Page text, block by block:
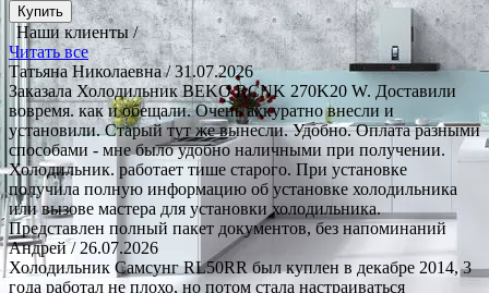
Купить
Наши клиенты /
Читать все
Татьяна Николаевна/ 31.07.2026
Заказала Холодильник BEKO RCNK 270K20 W. Доставили
вовремя. как и обещали. Очень аккуратно внесли и
установили. Старый тут же вынесли. Удобно. Оплата разными
способами - мне было удобно наличными при получении.
Холодильник. работает тише старого. При установке
получила полную информацию об установке холодильника
или вызове мастера для установки холодильника.
Представлен полный пакет документов, без напоминаний
Андрей/ 26.07.2026
Холодильник Самсунг RL50RR был куплен в декабре 2014, 3
года работал не плохо, но потом стала настраиваться